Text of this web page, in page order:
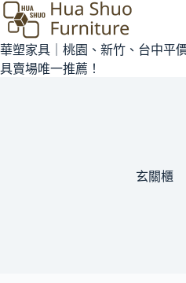
華塑家具｜桃園、新竹、台中平
具賣場唯一推薦！
玄關櫃